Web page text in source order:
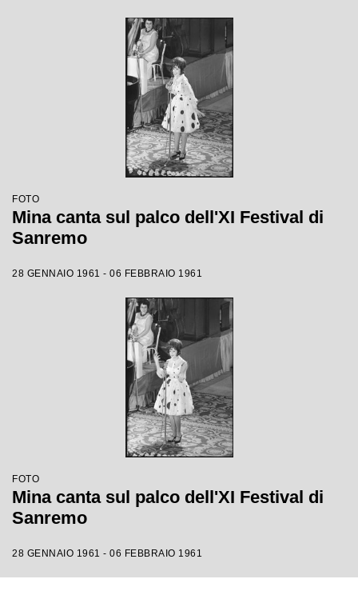
FOTO
Mina canta sul palco dell'XI Festival di
Sanremo
28 GENNAIO 1961 - 06 FEBBRAIO 1961
FOTO
Mina canta sul palco dell'XI Festival di
Sanremo
28 GENNAIO 1961 - 06 FEBBRAIO 1961